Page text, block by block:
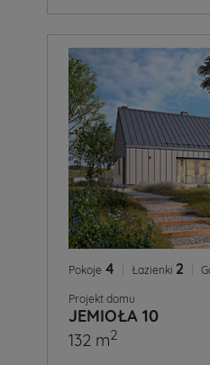
Pokoje 4 Łazienki 2
Projekt domu
JEMIOŁA 10
132 m2